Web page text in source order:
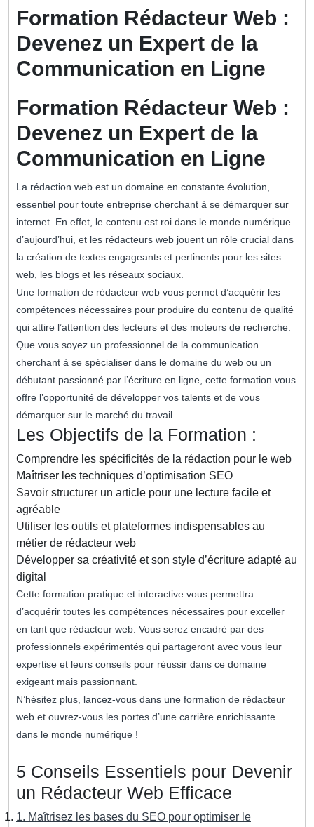
Formation Rédacteur Web :
Devenez un Expert de la
Communication en Ligne
Formation Rédacteur Web :
Devenez un Expert de la
Communication en Ligne
La rédaction web est un domaine en constante évolution,
essentiel pour toute entreprise cherchant à se démarquer sur
internet. En effet, le contenu est roi dans le monde numérique
d’aujourd’hui, et les rédacteurs web jouent un rôle crucial dans
la création de textes engageants et pertinents pour les sites
web, les blogs et les réseaux sociaux.
Une formation de rédacteur web vous permet d’acquérir les
compétences nécessaires pour produire du contenu de qualité
qui attire l’attention des lecteurs et des moteurs de recherche.
Que vous soyez un professionnel de la communication
cherchant à se spécialiser dans le domaine du web ou un
débutant passionné par l’écriture en ligne, cette formation vous
offre l’opportunité de développer vos talents et de vous
démarquer sur le marché du travail.
Les Objectifs de la Formation :
Comprendre les spécificités de la rédaction pour le web
Maîtriser les techniques d’optimisation SEO
Savoir structurer un article pour une lecture facile et
agréable
Utiliser les outils et plateformes indispensables au
métier de rédacteur web
Développer sa créativité et son style d’écriture adapté au
digital
Cette formation pratique et interactive vous permettra
d’acquérir toutes les compétences nécessaires pour exceller
en tant que rédacteur web. Vous serez encadré par des
professionnels expérimentés qui partageront avec vous leur
expertise et leurs conseils pour réussir dans ce domaine
exigeant mais passionnant.
N’hésitez plus, lancez-vous dans une formation de rédacteur
web et ouvrez-vous les portes d’une carrière enrichissante
dans le monde numérique !
5 Conseils Essentiels pour Devenir
un Rédacteur Web Efficace
1. Maîtrisez les bases du SEO pour optimiser le